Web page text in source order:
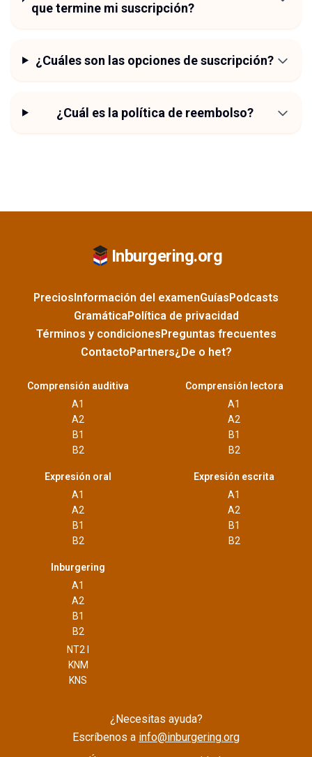
que termine mi suscripción?
¿Cuáles son las opciones de suscripción?
¿Cuál es la política de reembolso?
Inburgering.org
PreciosInformación del examenGuíasPodcasts
GramáticaPolítica de privacidad
Términos y condicionesPreguntas frecuentes
ContactoPartners¿De o het?
Comprensión auditiva
A1
A2
B1
B2
Comprensión lectora
A1
A2
B1
B2
Expresión oral
A1
A2
B1
B2
Expresión escrita
A1
A2
B1
B2
Inburgering
A1
A2
B1
B2
NT2 I
KNM
KNS
¿Necesitas ayuda?
Escríbenos a info@inburgering.org